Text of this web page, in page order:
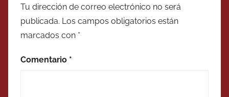
Tu dirección de correo electrónico no será
publicada. Los campos obligatorios están
marcados con *
Comentario *